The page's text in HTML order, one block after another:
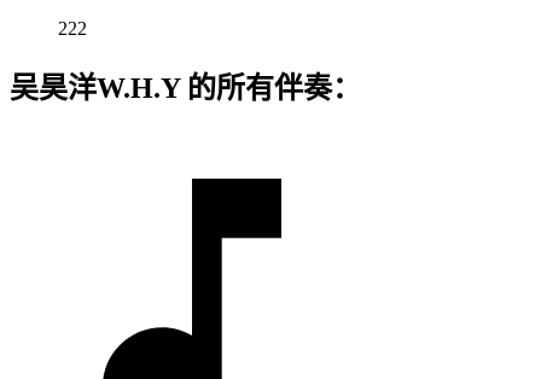
222
吴昊洋W.H.Y 的所有伴奏：